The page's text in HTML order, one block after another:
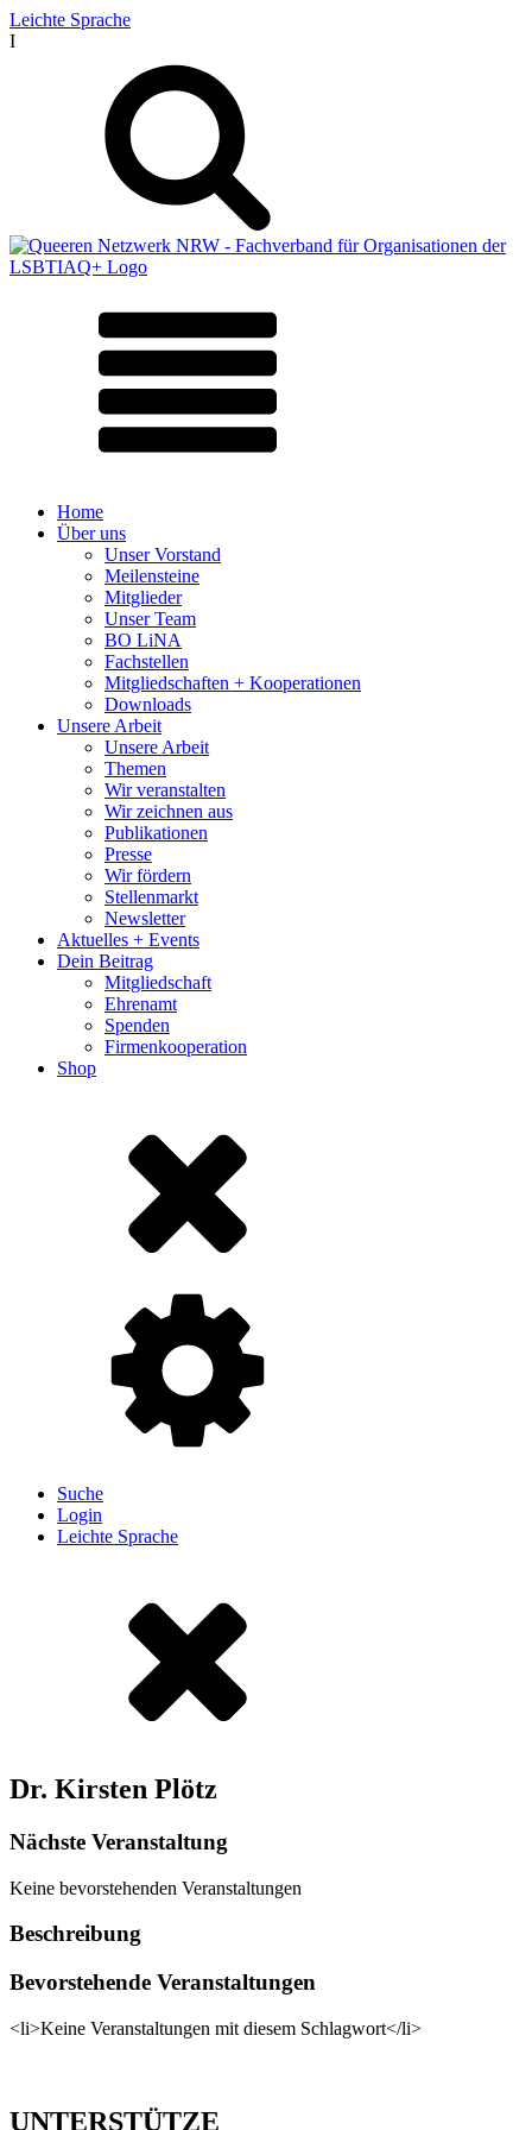
Leichte Sprache
I
Home
Über uns
Unser Vorstand
Meilensteine
Mitglieder
Unser Team
BO LiNA
Fachstellen
Mitgliedschaften + Kooperationen
Downloads
Unsere Arbeit
Unsere Arbeit
Themen
Wir veranstalten
Wir zeichnen aus
Publikationen
Presse
Wir fördern
Stellenmarkt
Newsletter
Aktuelles + Events
Dein Beitrag
Mitgliedschaft
Ehrenamt
Spenden
Firmenkooperation
Shop
Suche
Login
Leichte Sprache
Dr. Kirsten Plötz
Nächste Veranstaltung
Keine bevorstehenden Veranstaltungen
Beschreibung
Bevorstehende Veranstaltungen
<li>Keine Veranstaltungen mit diesem Schlagwort</li>
UNTERSTÜTZE